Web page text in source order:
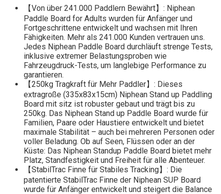
【Von über 241.000 Paddlern Bewährt】: Niphean
Paddle Board for Adults wurden für Anfänger und
Fortgeschrittene entwickelt und wachsen mit Ihren
Fähigkeiten. Mehr als 241.000 Kunden vertrauen uns.
Jedes Niphean Paddle Board durchläuft strenge Tests,
inklusive extremer Belastungsproben wie
Fahrzeugdruck-Tests, um langlebige Performance zu
garantieren.
【250kg Tragkraft für Mehr Paddler】: Dieses
extragroße (335x83x15cm) Niphean Stand up Paddling
Board mit sitz ist robuster gebaut und trägt bis zu
250kg. Das Niphean Stand up Paddle Board wurde für
Familien, Paare oder Haustiere entwickelt und bietet
maximale Stabilität – auch bei mehreren Personen oder
voller Beladung. Ob auf Seen, Flüssen oder an der
Küste: Das Niphean Standup Paddle Board bietet mehr
Platz, Standfestigkeit und Freiheit für alle Abenteuer.
【StabilTrac Finne für Stabiles Tracking】: Die
patentierte StabilTrac Finne der Niphean SUP Board
wurde für Anfänger entwickelt und steigert die Balance